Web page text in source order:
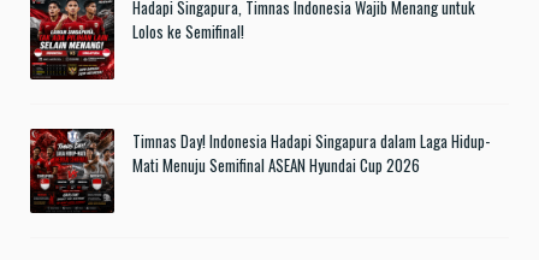
Hadapi Singapura, Timnas Indonesia Wajib Menang untuk
Lolos ke Semifinal!
Timnas Day! Indonesia Hadapi Singapura dalam Laga Hidup-
Mati Menuju Semifinal ASEAN Hyundai Cup 2026